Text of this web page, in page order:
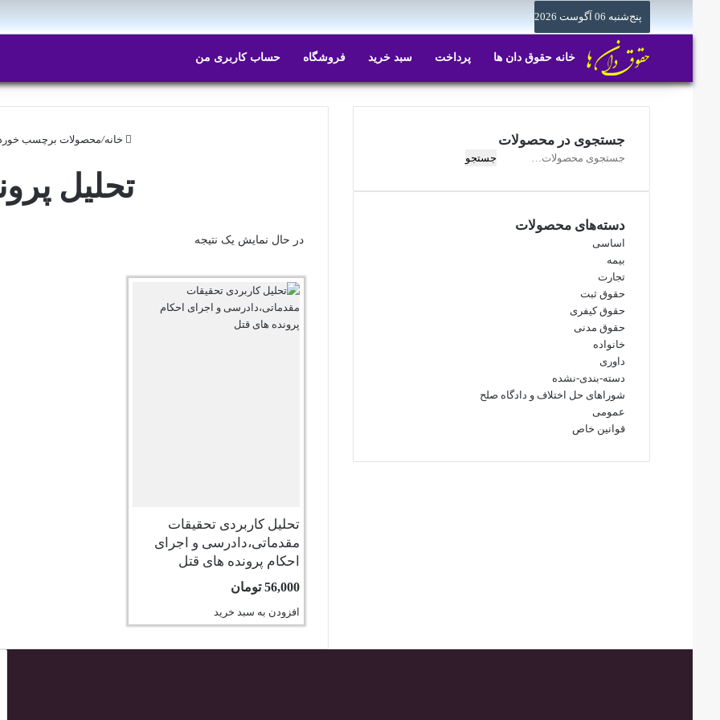
پنج‌شنبه 06 آگوست 2026
خانه حقوق دان ها پرداخت سبد خرید فروشگاه حساب کاربری من
خانه/محصولات برچسب
تحلیل
در حال نمایش یک نتیجه
تحلیل کاربردی تحقیقات
مقدماتی،دادرسی و اجرای
احکام پرونده های قتل
56,000 تومان
افزودن به سبد خرید
جستجوی در محصولات
جستجو
جستجو
دسته‌های محصولات
اساسی
بیمه
تجارت
حقوق ثبت
حقوق کیفری
حقوق مدنی
خانواده
داوری
دسته-بندی-نشده
شوراهای حل اختلاف و دادگاه صلح
عمومی
قوانین خاص